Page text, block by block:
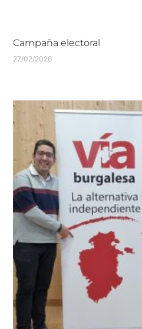
Campaña electoral
27/02/2026